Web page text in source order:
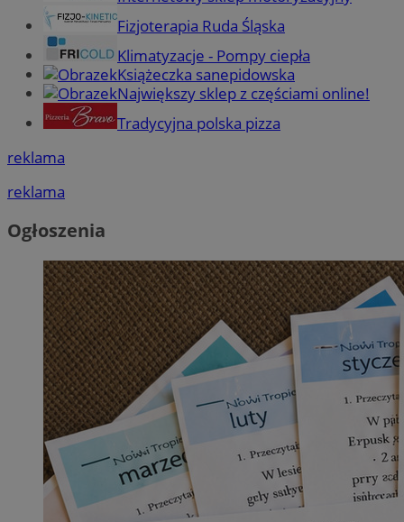
Fizjoterapia Ruda Śląska
Klimatyzacje - Pompy ciepła
Książeczka sanepidowska
Największy sklep z częściami online!
Tradycyjna polska pizza
reklama
reklama
Ogłoszenia